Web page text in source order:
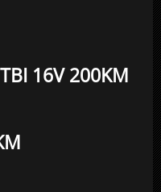
16V 200KM